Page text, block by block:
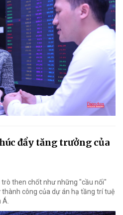
đẩy tăng trưởng của
then chốt như những "cầu nối"
công của dự án hạ tầng trí tuệ
Á.